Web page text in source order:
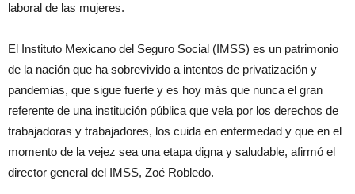
laboral de las mujeres.
El Instituto Mexicano del Seguro Social (IMSS) es un patrimonio
de la nación que ha sobrevivido a intentos de privatización y
pandemias, que sigue fuerte y es hoy más que nunca el gran
referente de una institución pública que vela por los derechos de
trabajadoras y trabajadores, los cuida en enfermedad y que en el
momento de la vejez sea una etapa digna y saludable, afirmó el
director general del IMSS, Zoé Robledo.